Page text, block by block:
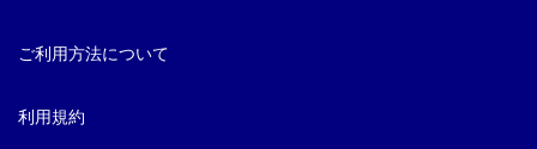
ご利用方法について
利用規約